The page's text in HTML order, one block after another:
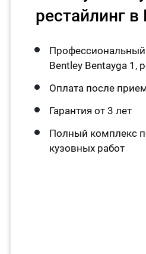
рестайлинг в
Bentley Bentayga 1,
Оплата после
Гарантия от 3 лет
Полный комплекс
кузовных работ